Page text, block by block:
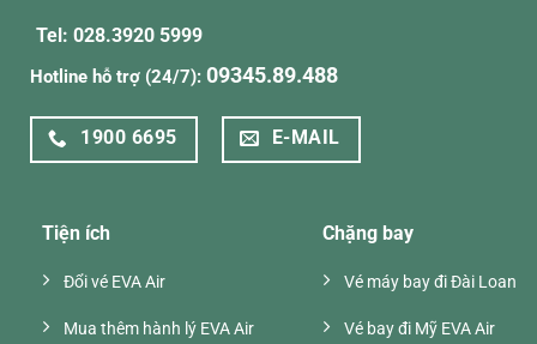
Tel: 028.3920 5999
Hotline hỗ trợ (24/7): 09345.89.488
1900 6695 E-MAIL
Tiện ích
Đổi vé EVA Air
Mua thêm hành lý EVA Air
Chặng bay
Vé máy bay đi Đài Loan
Vé bay đi Mỹ EVA Air